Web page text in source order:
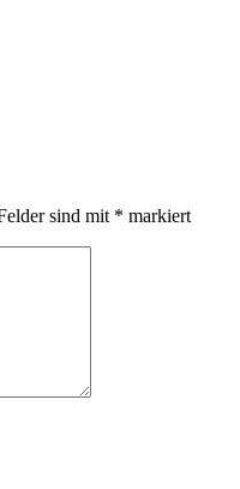
sind mit * markiert